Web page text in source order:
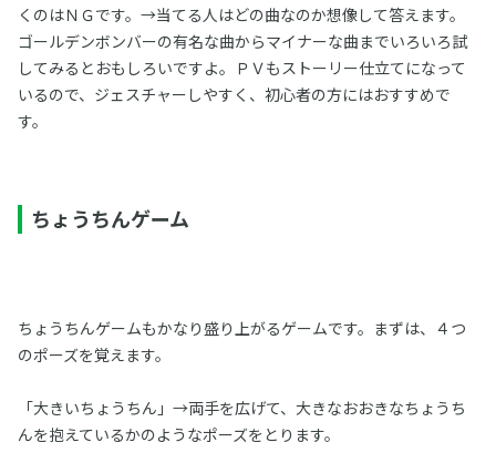
くのはＮＧです。→当てる人はどの曲なのか想像して答えます。
ゴールデンボンバーの有名な曲からマイナーな曲までいろいろ試
してみるとおもしろいですよ。ＰＶもストーリー仕立てになって
いるので、ジェスチャーしやすく、初心者の方にはおすすめで
す。
ちょうちんゲーム
ちょうちんゲームもかなり盛り上がるゲームです。まずは、４つ
のポーズを覚えます。
「大きいちょうちん」→両手を広げて、大きなおおきなちょうち
んを抱えているかのようなポーズをとります。